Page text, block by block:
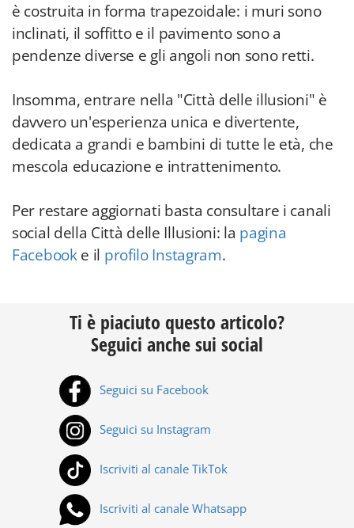
è costruita in forma trapezoidale: i muri sono
inclinati, il soffitto e il pavimento sono a
pendenze diverse e gli angoli non sono retti.
Insomma, entrare nella "Città delle illusioni" è
davvero un'esperienza unica e divertente,
dedicata a grandi e bambini di tutte le età, che
mescola educazione e intrattenimento.
Per restare aggiornati basta consultare i canali
social della Città delle Illusioni: la pagina
Facebooke il profilo Instagram.
Ti è piaciuto questo articolo?
Seguici anche sui social
Seguici su Facebook
Seguici su Instagram
Iscriviti al canale TikTok
Iscriviti al canale Whatsapp